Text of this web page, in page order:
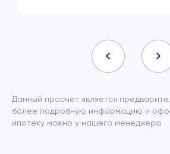
Данный просчет является
более подробную информацию и
ипотеку можно у нашего менеджера